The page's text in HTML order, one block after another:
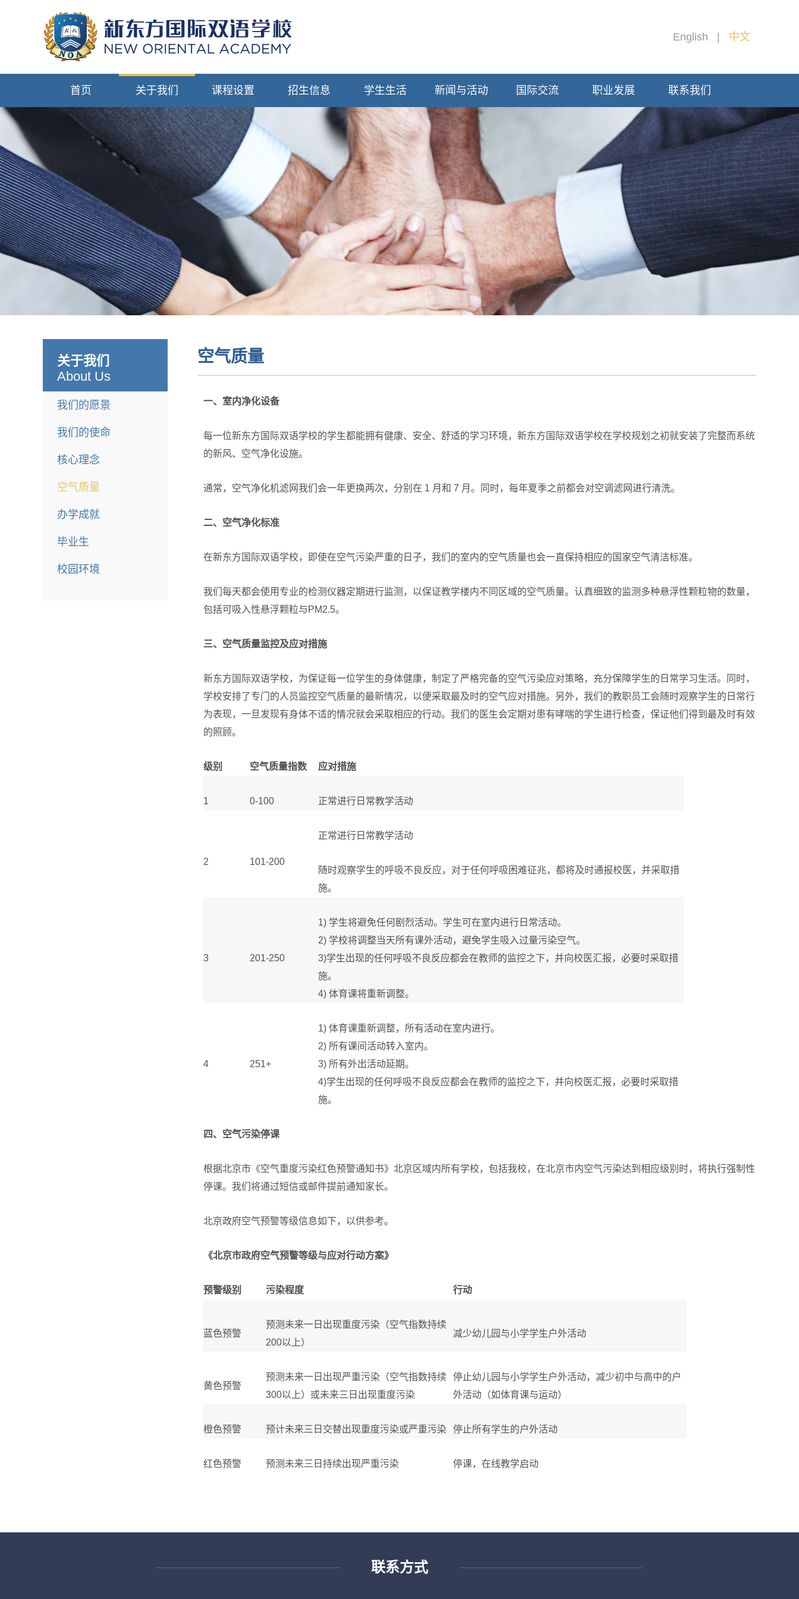
English 中文
首页 关于我们 课程设置 招生信息 学生生活 新闻与活动 国际交流 职业发展 联系我们
关于我们
About Us
我们的愿景
我们的使命
核心理念
空气质量
办学成就
毕业生
校园环境
空气质量
一、室内净化设备
每一位新东方国际双语学校的学生都能拥有健康、安全、舒适的学习环境，新东方国际双语学校在学校规划之初就安装了完整而系统
的新风、空气净化设施。
通常，空气净化机滤网我们会一年更换两次，分别在 1 月和 7 月。同时，每年夏季之前都会对空调滤网进行清洗。
二、空气净化标准
在新东方国际双语学校，即使在空气污染严重的日子，我们的室内的空气质量也会一直保持相应的国家空气清洁标准。
我们每天都会使用专业的检测仪器定期进行监测，以保证教学楼内不同区域的空气质量。认真细致的监测多种悬浮性颗粒物的数量，
包括可吸入性悬浮颗粒与PM2.5。
三、空气质量监控及应对措施
新东方国际双语学校，为保证每一位学生的身体健康，制定了严格完备的空气污染应对策略，充分保障学生的日常学习生活。同时，
学校安排了专门的人员监控空气质量的最新情况，以便采取最及时的空气应对措施。另外，我们的教职员工会随时观察学生的日常行
为表现，一旦发现有身体不适的情况就会采取相应的行动。我们的医生会定期对患有哮喘的学生进行检查，保证他们得到最及时有效
的照顾。
级别 空气质量指数 应对措施
1 0-100 正常进行日常教学活动
2 101-200
正常进行日常教学活动
随时观察学生的呼吸不良反应，对于任何呼吸困难征兆，都将及时通报校医，并采取措
施。
3 201-250
1) 学生将避免任何剧烈活动。学生可在室内进行日常活动。
2) 学校将调整当天所有课外活动，避免学生吸入过量污染空气。
3)学生出现的任何呼吸不良反应都会在教师的监控之下，并向校医汇报，必要时采取措
施。
4) 体育课将重新调整。
4 251+
1) 体育课重新调整，所有活动在室内进行。
2) 所有课间活动转入室内。
3) 所有外出活动延期。
4)学生出现的任何呼吸不良反应都会在教师的监控之下，并向校医汇报，必要时采取措
施。
四、空气污染停课
根据北京市《空气重度污染红色预警通知书》北京区域内所有学校，包括我校，在北京市内空气污染达到相应级别时，将执行强制性
停课。我们将通过短信或邮件提前通知家长。
北京政府空气预警等级信息如下，以供参考。
《北京市政府空气预警等级与应对行动方案》
预警级别 污染程度 行动
蓝色预警
预测未来一日出现重度污染（空气指数持续
200以上）
减少幼儿园与小学学生户外活动
黄色预警
预测未来一日出现严重污染（空气指数持续
300以上）或未来三日出现重度污染
停止幼儿园与小学学生户外活动，减少初中与高中的户
外活动（如体育课与运动）
橙色预警 预计未来三日交替出现重度污染或严重污染 停止所有学生的户外活动
红色预警 预测未来三日持续出现严重污染 停课，在线教学启动
联系方式